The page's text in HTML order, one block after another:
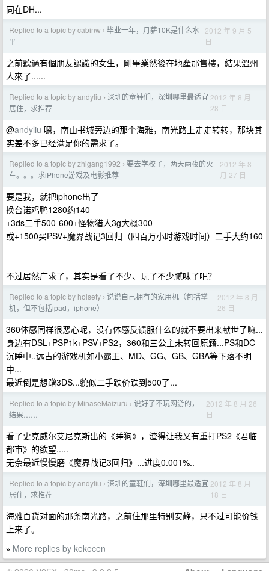
同在DH...
Replied to a topic by cabinw › 毕业一年，月薪10K是什么水
平
2012 年 9 月 5
日
之前聽過有個朋友認識的女生，剛畢業然後在地產那售樓，結果溫州
人來了......
Replied to a topic by andyliu › 深圳的童鞋们，深圳哪里最适宜
居住，求推荐
2012 年 8 月
28 日
@andyliu 嗯，南山书城旁边的那个海雅，南光路上走走转转，那块其
实差不多已经满足你的需求了。
Replied to a topic by zhigang1992 › 要去学校了，两天两夜的火
车。。。求iPhone游戏及电影推荐
2012 年 8
月 27 日
要是我，就把iphone出了
换台诺鸡鸭1280约140
+3ds二手500-600+怪物猎人3g大概300
或+1500买PSV+魔界战记3回归（四百万小时游戏时间）二手大约160
不过居然广求了，其实是看了不少、玩了不少腻味了吧？
Replied to a topic by holsety › 说说自己拥有的家用机（包括掌
机，但不包括ipad，iphone）
2012 年 8 月
26 日
360体感同样很恶心呢，没有体感反馈服什么的就不要出来献世了嘛...
身边有DSL+PSP1k+PSV+PS2，360和三公主未转回原籍...PS和DC
沉睡中..远古的游戏机如小霸王、MD、GG、GB、GBA等下落不明
中...
最近倒是想蹭3DS...貌似二手跌价跌到500了...
Replied to a topic by MinaseMaizuru › 说好了不玩网游的，
结果……
2012 年 8 月 26
日
看了史克威尔艾尼克斯出的《睡狗》，渣得让我又有重打PS2《君临
都市》的欲望.....
无奈最近慢慢磨《魔界战记3回归》...进度0.001%..
Replied to a topic by andyliu › 深圳的童鞋们，深圳哪里最适宜
居住，求推荐
2012 年 8 月
18 日
海雅百货对面的那条南光路，之前住那里特别安静，只不过可能价钱
上来了。
» More replies by kekecen